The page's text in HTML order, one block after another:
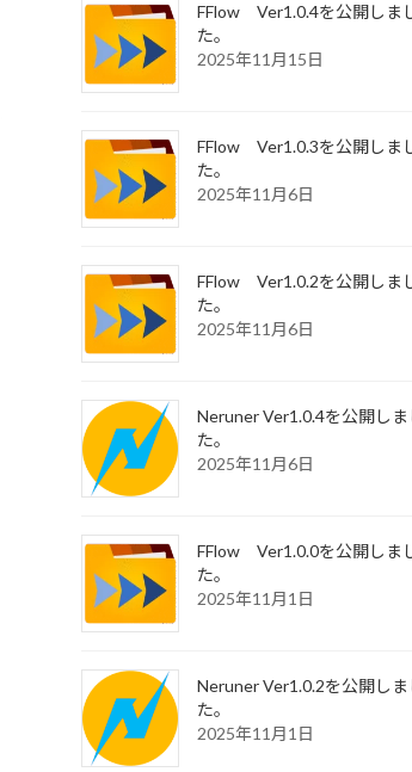
FFlow Ver1.0.4を公開しま
た。
2025年11月15日
FFlow Ver1.0.3を公開しま
た。
2025年11月6日
FFlow Ver1.0.2を公開しま
た。
2025年11月6日
Neruner Ver1.0.4を公開しま
た。
2025年11月6日
FFlow Ver1.0.0を公開しま
た。
2025年11月1日
Neruner Ver1.0.2を公開しま
た。
2025年11月1日